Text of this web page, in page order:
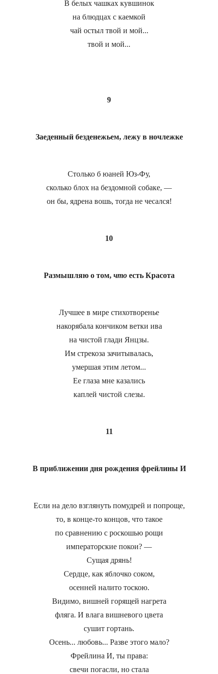
В белых чашках кувшинок
на блюдцах с каемкой
чай остыл твой и мой...
твой и мой...
9
Заеденный безденежьем, лежу в ночлежке
Столько б юаней Юз-Фу,
сколько блох на бездомной собаке, —
он бы, ядрена вошь, тогда не чесался!
10
Размышляю о том, чтоесть Красота
Лучшее в мире стихотворенье
накорябала кончиком ветки ива
на чистой глади Янцзы.
Им стрекоза зачитывалась,
умершая этим летом...
Ее глаза мне казались
каплей чистой слезы.
11
В приближении дня рождения фрейлины И
Если на дело взглянуть помудрей и попроще,
то, в конце-то концов, что такое
по сравнению с роскошью рощи
императорские покои? —
Сущая дрянь!
Сердце, как яблочко соком,
осенней налито тоскою.
Видимо, вишней горящей нагрета
фляга. И влага вишневого цвета
сушит гортань.
Осень... любовь... Разве этого мало?
Фрейлина И, ты права:
свечи погасли, но стала